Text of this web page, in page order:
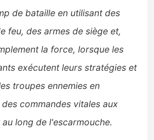
de bataille en utilisant des
feu, des armes de siège et,
la force, lorsque les
exécutent leurs stratégies et
troupes ennemies en
commandes vitales aux
long de l'escarmouche.